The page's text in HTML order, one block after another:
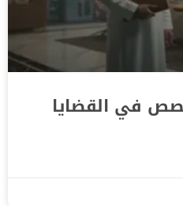
في القضايا